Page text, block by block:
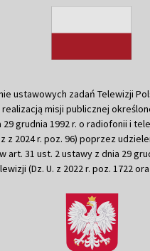
ustawowych zadań Telewizji
misji publicznej
grudnia 1992 r. o radiofonii i
z 2024 r. poz. 96) poprzez
art. 31 ust. 2 ustawy z dnia 29
(Dz. U. z 2022 r. poz. 1722